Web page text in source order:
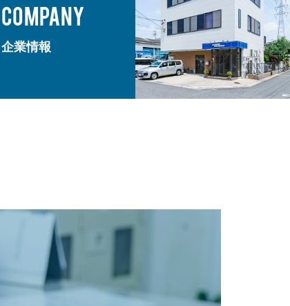
COMPANY
企業情報